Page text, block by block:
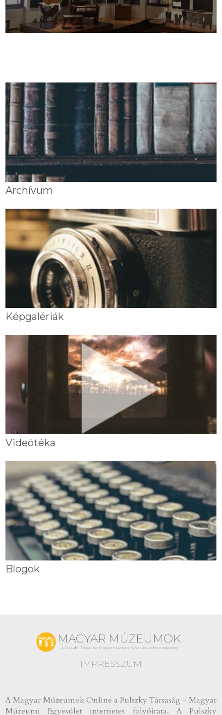
Archívum
Képgalériák
Videótéka
Blogok
MAGYAR MÚZEUMOK
A Pulszky Társaság-Magyar Múzeumi Egyesület online magazinja
IMPRESSZUM
A Magyar Múzeumok Online a Pulszky Társaság - Magyar
Múzeumi Egyesület internetes folyóirata. A Pulszky